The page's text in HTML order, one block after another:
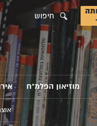
חיפוש
מוזיאון הפלמ"ח